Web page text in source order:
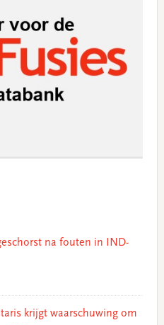
na fouten in IND-
krijgt waarschuwing om